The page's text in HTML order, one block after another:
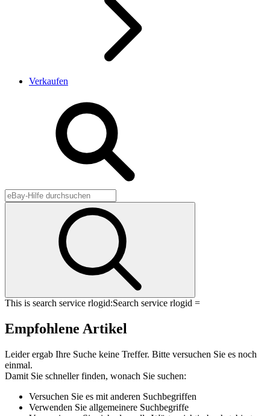
Verkaufen
This is search service rlogid:Search service rlogid =
Empfohlene Artikel
Leider ergab Ihre Suche keine Treffer. Bitte versuchen Sie es noch
einmal.
Damit Sie schneller finden, wonach Sie suchen:
Versuchen Sie es mit anderen Suchbegriffen
Verwenden Sie allgemeinere Suchbegriffe